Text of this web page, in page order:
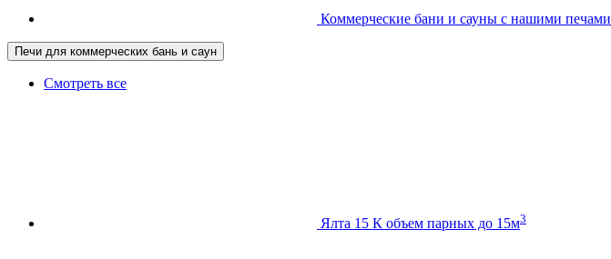
Коммерческие бани и сауны с нашими печами
Печи для коммерческих бань и саун
Смотреть все
Ялта 15 К объем парных до 15м3